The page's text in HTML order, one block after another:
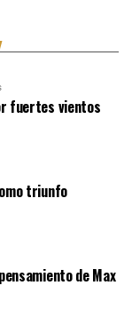
fuertes vientos
triunfo
de Max